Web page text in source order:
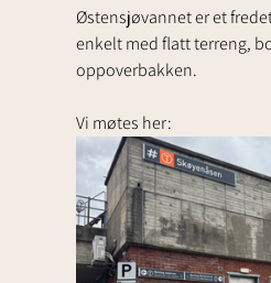
Østensjøvannet er et
enkelt med flatt terreng,
oppoverbakken.
Vi møtes her: